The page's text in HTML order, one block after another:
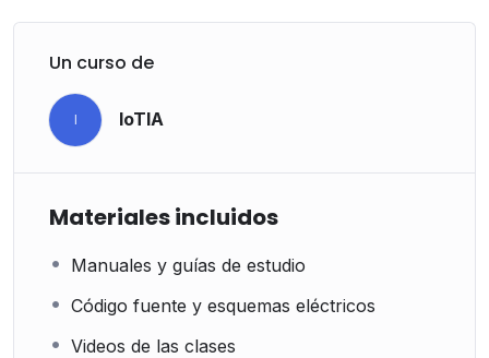
Un curso de
I IoTIA
Materiales incluidos
Manuales y guías de estudio
Código fuente y esquemas eléctricos
Videos de las clases